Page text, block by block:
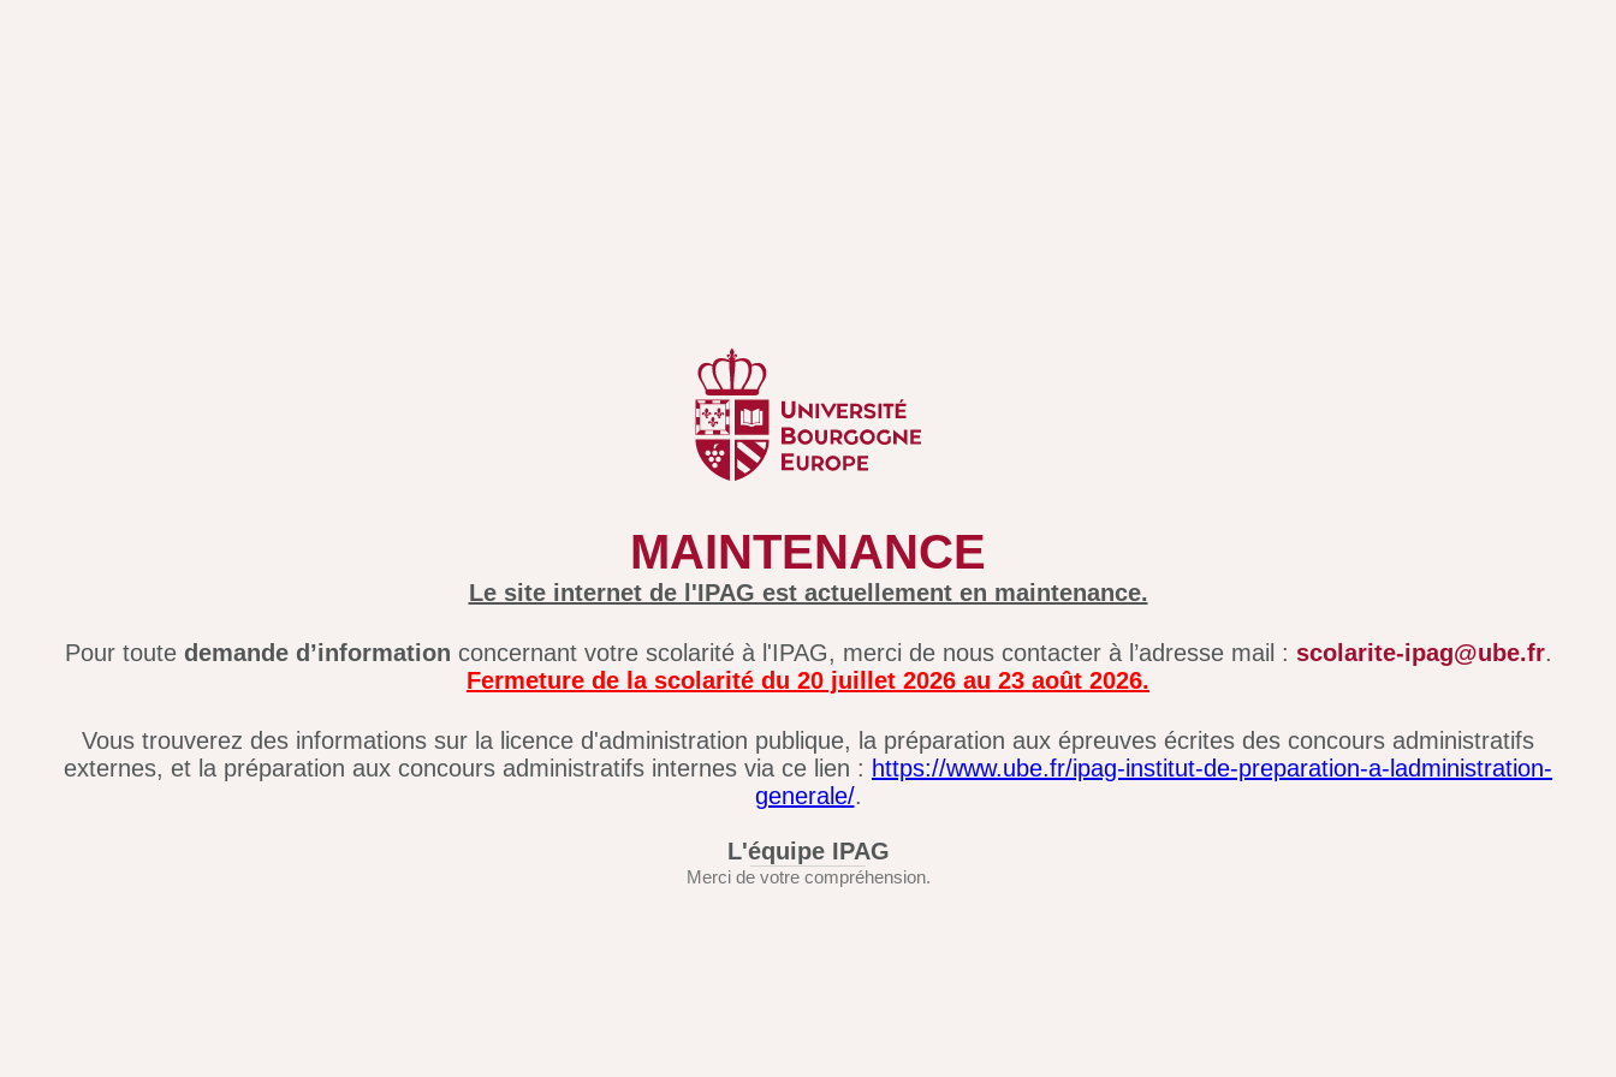
MAINTENANCE
Le site internet de l'IPAG est actuellement en maintenance.
Pour toute demande d’information concernant votre scolarité à l'IPAG, merci de nous contacter à l’adresse mail : scolarite-ipag@ube.fr.
Fermeture de la scolarité du 20 juillet 2026 au 23 août 2026.
Vous trouverez des informations sur la licence d'administration publique, la préparation aux épreuves écrites des concours administratifs
externes, et la préparation aux concours administratifs internes via ce lien : https://www.ube.fr/ipag-institut-de-preparation-a-ladministration-
generale/.
L'équipe IPAG
Merci de votre compréhension.